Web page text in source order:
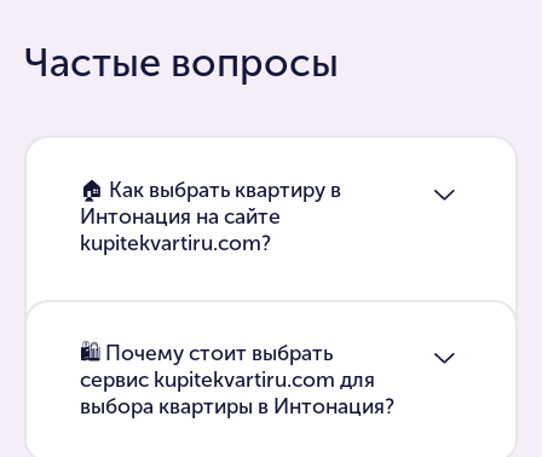
Частые вопросы
🏠 Как выбрать квартиру в
Интонация на сайте
kupitekvartiru.com?
🛍 Почему стоит выбрать
сервис kupitekvartiru.com для
выбора квартиры в Интонация?